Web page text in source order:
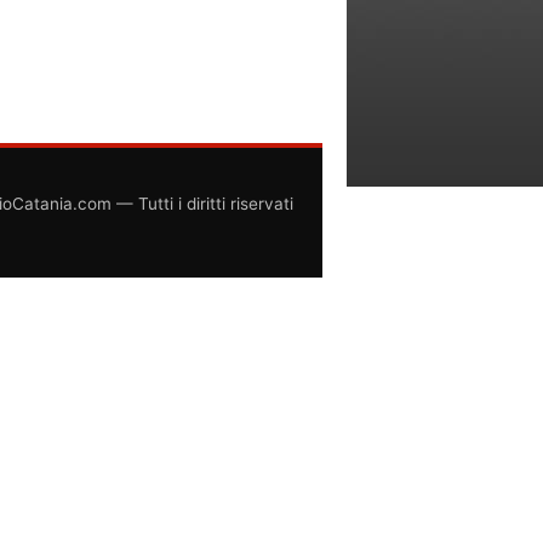
— Tutti i diritti riservati